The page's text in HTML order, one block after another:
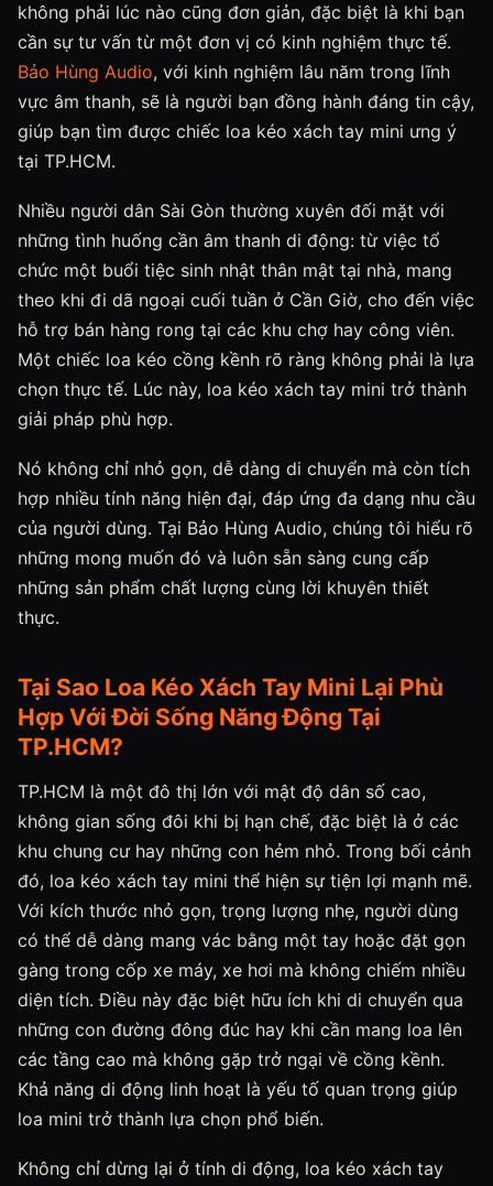
không phải lúc nào cũng đơn giản, đặc biệt là khi bạn
cần sự tư vấn từ một đơn vị có kinh nghiệm thực tế.
Bảo Hùng Audio, với kinh nghiệm lâu năm trong lĩnh
vực âm thanh, sẽ là người bạn đồng hành đáng tin cậy,
giúp bạn tìm được chiếc loa kéo xách tay mini ưng ý
tại TP.HCM.
Nhiều người dân Sài Gòn thường xuyên đối mặt với
những tình huống cần âm thanh di động: từ việc tổ
chức một buổi tiệc sinh nhật thân mật tại nhà, mang
theo khi đi dã ngoại cuối tuần ở Cần Giờ, cho đến việc
hỗ trợ bán hàng rong tại các khu chợ hay công viên.
Một chiếc loa kéo cồng kềnh rõ ràng không phải là lựa
chọn thực tế. Lúc này, loa kéo xách tay mini trở thành
giải pháp phù hợp.
Nó không chỉ nhỏ gọn, dễ dàng di chuyển mà còn tích
hợp nhiều tính năng hiện đại, đáp ứng đa dạng nhu cầu
của người dùng. Tại Bảo Hùng Audio, chúng tôi hiểu rõ
những mong muốn đó và luôn sẵn sàng cung cấp
những sản phẩm chất lượng cùng lời khuyên thiết
thực.
Tại Sao Loa Kéo Xách Tay Mini Lại Phù
Hợp Với Đời Sống Năng Động Tại
TP.HCM?
TP.HCM là một đô thị lớn với mật độ dân số cao,
không gian sống đôi khi bị hạn chế, đặc biệt là ở các
khu chung cư hay những con hẻm nhỏ. Trong bối cảnh
đó, loa kéo xách tay mini thể hiện sự tiện lợi mạnh mẽ.
Với kích thước nhỏ gọn, trọng lượng nhẹ, người dùng
có thể dễ dàng mang vác bằng một tay hoặc đặt gọn
gàng trong cốp xe máy, xe hơi mà không chiếm nhiều
diện tích. Điều này đặc biệt hữu ích khi di chuyển qua
những con đường đông đúc hay khi cần mang loa lên
các tầng cao mà không gặp trở ngại về cồng kềnh.
Khả năng di động linh hoạt là yếu tố quan trọng giúp
loa mini trở thành lựa chọn phổ biến.
Không chỉ dừng lại ở tính di động, loa kéo xách tay